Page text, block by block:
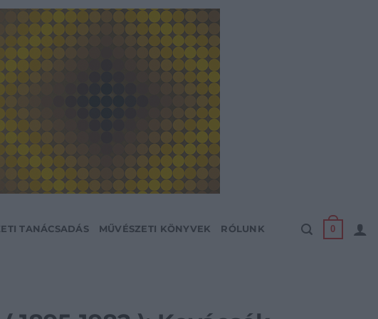
TANÁCSADÁS MŰVÉSZETI KÖNYVEK RÓLUNK 0